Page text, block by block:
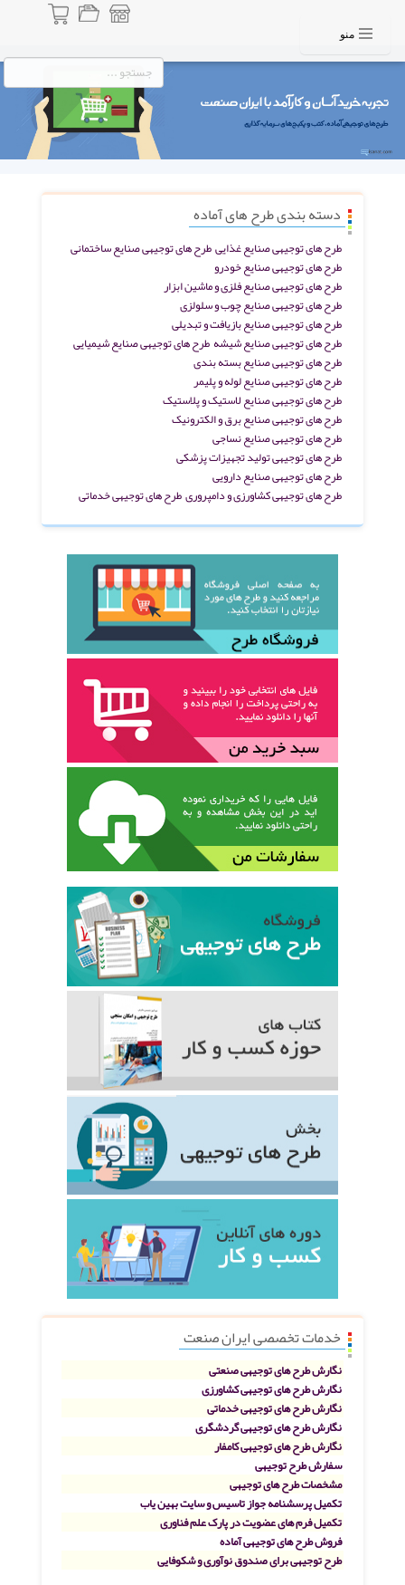
منو
دسته بندی طرح های آماده
طرح های توجیهی صنایع غذاییطرح های توجیهی صنایع ساختمانی
طرح های توجیهی صنایع خودرو
طرح های توجیهی صنایع فلزی و ماشین ابزار
طرح های توجیهی صنایع چوب و سلولزی
طرح های توجیهی صنایع بازیافت و تبدیلی
طرح های توجیهی صنایع شیشه طرح های توجیهی صنایع شیمیایی
طرح های توجیهی صنایع بسته بندی
طرح های توجیهی صنایع لوله و پلیمر
طرح های توجیهی صنایع لاستیک و پلاستیک
طرح های توجیهی صنایع برق و الکترونیک
طرح های توجیهی صنایع نساجی
طرح های توجیهی تولید تجهیزات پزشکی
طرح های توجیهی صنایع دارویی
طرح های توجیهی کشاورزی و دامپروریطرح های توجیهی خدماتی
خدمات تخصصی ایران صنعت
نگارش طرح های توجیهی صنعتی
نگارش طرح های توجیهی کشاورزی
نگارش طرح های توجیهی خدماتی
نگارش طرح های توجیهی گردشگری
نگارش طرح های توجیهی کامفار
سفارش طرح توجیهی
مشخصات طرح های توجیهی
تکمیل پرسشنامه جواز تاسیس و سایت بهین یاب
تکمیل فرم های عضویت در پارک علم فناوری
فروش طرح های توجیهی آماده
طرح توجیهی برای صندوق نوآوری و شکوفایی